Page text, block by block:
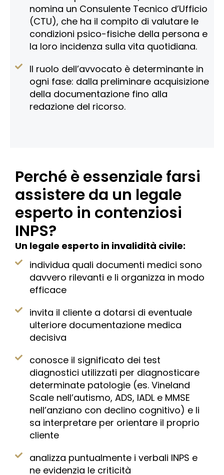
nomina un Consulente Tecnico d’Ufficio
(CTU), che ha il compito di valutare le
condizioni psico-fisiche della persona e
la loro incidenza sulla vita quotidiana.
Il ruolo dell’avvocato è determinante in
ogni fase: dalla preliminare acquisizione
della documentazione fino alla
redazione del ricorso.
Perché è essenziale farsi
assistere da un legale
esperto in contenziosi
INPS?
Un legale esperto in invalidità civile:
individua quali documenti medici sono
davvero rilevanti e li organizza in modo
efficace
invita il cliente a dotarsi di eventuale
ulteriore documentazione medica
decisiva
conosce il significato dei test
diagnostici utilizzati per diagnosticare
determinate patologie (es. Vineland
Scale nell’autismo, ADS, IADL e MMSE
nell’anziano con declino cognitivo) e li
sa interpretare per orientare il proprio
cliente
analizza puntualmente i verbali INPS e
ne evidenzia le criticità